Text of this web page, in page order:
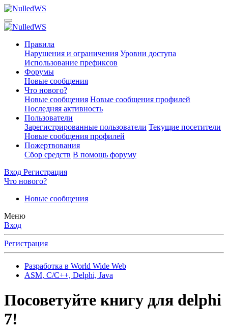
Правила
Нарушения и ограничения Уровни доступа
Использование префиксов
Форумы
Новые сообщения
Что нового?
Новые сообщения Новые сообщения профилей
Последняя активность
Пользователи
Зарегистрированные пользователи Текущие посетители
Новые сообщения профилей
Пожертвования
Сбор средств В помощь форуму
Вход Регистрация
Что нового?
Новые сообщения
Меню
Вход
Регистрация
Разработка в World Wide Web
ASM, С/С++, Delphi, Java
Посоветуйте книгу для delphi
7!